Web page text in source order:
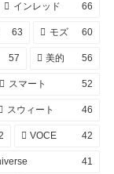
インレッド 66
63 モズ 60
57 美的 56
スマート 52
スウィート 46
VOCE 42
41